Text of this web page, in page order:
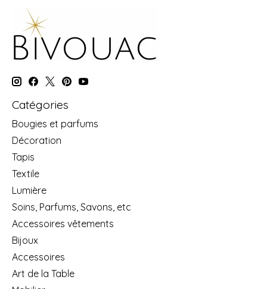
Catégories
Bougies et parfums
Décoration
Tapis
Textile
Lumière
Soins, Parfums, Savons, etc
Accessoires vêtements
Bijoux
Accessoires
Art de la Table